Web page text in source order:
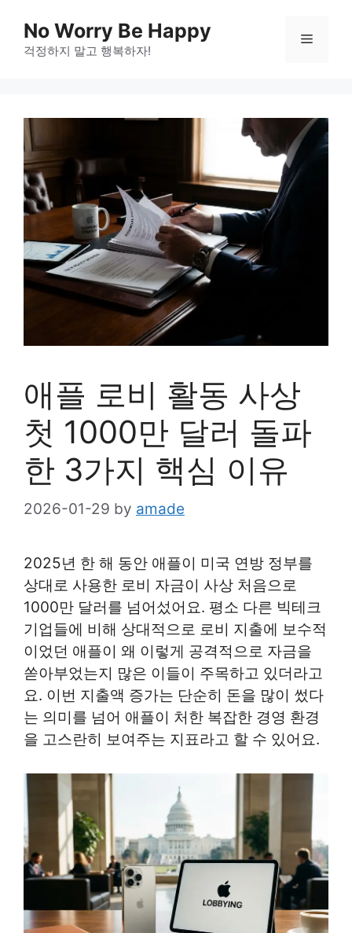
content
No Worry Be Happy
걱정하지 말고 행복하자!
Menu
애플 로비 활동 사상
첫 1000만 달러 돌파
한 3가지 핵심 이유
2026-01-29 by amade
2025년 한 해 동안 애플이 미국 연방 정부를
상대로 사용한 로비 자금이 사상 처음으로
1000만 달러를 넘어섰어요. 평소 다른 빅테크
기업들에 비해 상대적으로 로비 지출에 보수적
이었던 애플이 왜 이렇게 공격적으로 자금을
쏟아부었는지 많은 이들이 주목하고 있더라고
요. 이번 지출액 증가는 단순히 돈을 많이 썼다
는 의미를 넘어 애플이 처한 복잡한 경영 환경
을 고스란히 보여주는 지표라고 할 수 있어요.